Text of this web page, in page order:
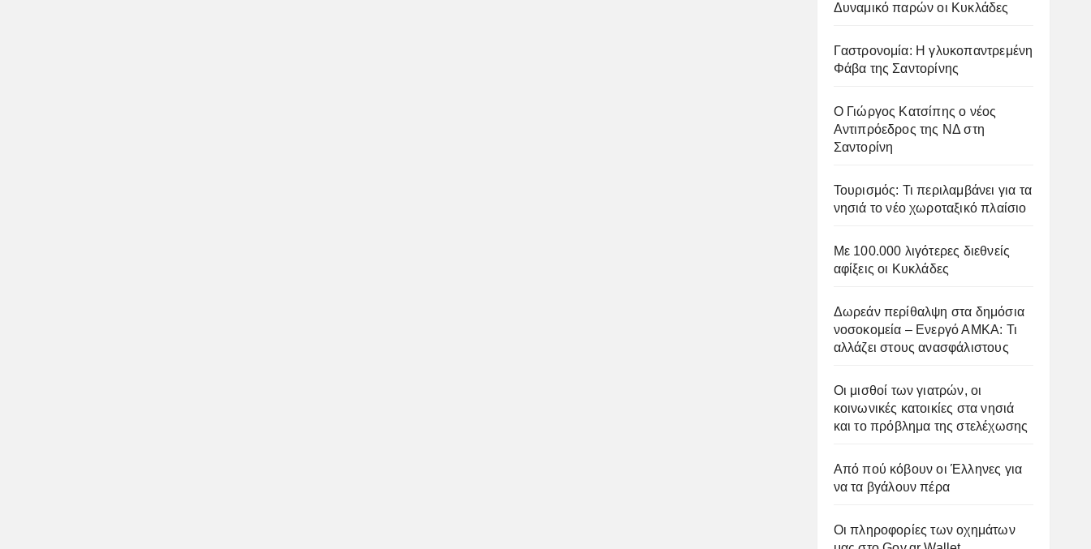
Δυναμικό παρών οι Κυκλάδες
Γαστρονομία: Η γλυκοπαντρεμένη
Φάβα της Σαντορίνης
Ο Γιώργος Κατσίπης ο νέος
Αντιπρόεδρος της ΝΔ στη
Σαντορίνη
Τουρισμός: Τι περιλαμβάνει για τα
νησιά το νέο χωροταξικό πλαίσιο
Με 100.000 λιγότερες διεθνείς
αφίξεις οι Κυκλάδες
Δωρεάν περίθαλψη στα δημόσια
νοσοκομεία – Ενεργό ΑΜΚΑ: Τι
αλλάζει στους ανασφάλιστους
Οι μισθοί των γιατρών, οι
κοινωνικές κατοικίες στα νησιά
και το πρόβλημα της στελέχωσης
Από πού κόβουν οι Έλληνες για
να τα βγάλουν πέρα
Οι πληροφορίες των οχημάτων